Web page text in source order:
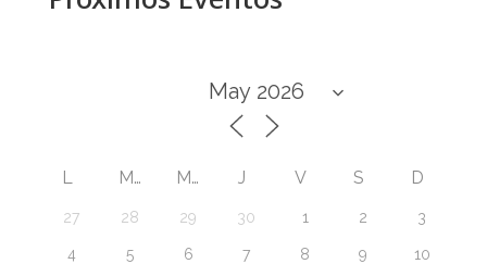
L M M J V S D
27 28 29 30 1 2 3
4 5 6 7 8 9 10